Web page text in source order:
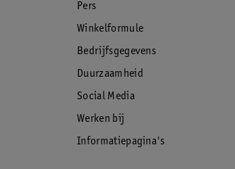
Pers
Winkelformule
Bedrijfsgegevens
Duurzaamheid
Social Media
Werken bij
Informatiepagina's